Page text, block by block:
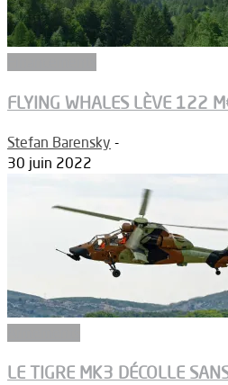
FLYING WHALES LÈVE 122
Stefan Barensky -
30 juin 2022
LE TIGRE MK3 DÉCOLLE